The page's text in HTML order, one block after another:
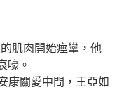
肌肉開始痙攣，他
嚎。
康關愛中間，王亞如